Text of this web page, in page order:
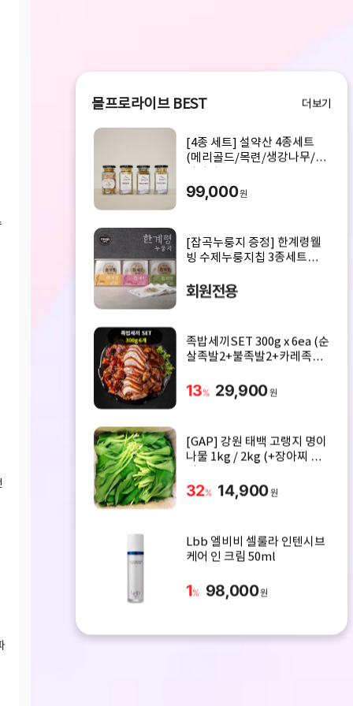
몰프로라이브 BEST 더보기
[4종 세트] 설약산 4종세트
(메리골드/목련/생강나무/아
99,000원
[잡곡누룽지 증정] 한계령웰
빙 수제누룽지칩 3종세트
회원전용
족밥세끼SET 300g x 6ea (순
살족발2+불족발2+카레족발
13% 29,900 원
[GAP] 강원 태백 고랭지 명이
나물 1kg / 2kg (+장아찌 절
32% 14,900 원
Lbb 엘비비 셀룰라 인텐시브
케어 인 크림 50ml
1% 98,000원